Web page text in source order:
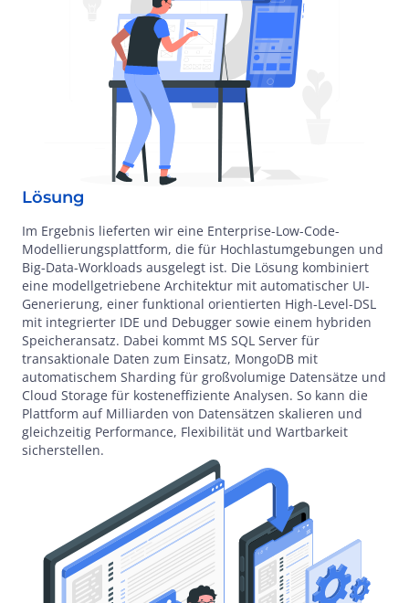
Lösung
Im Ergebnis lieferten wir eine Enterprise-Low-Code-
Modellierungsplattform, die für Hochlastumgebungen und
Big-Data-Workloads ausgelegt ist. Die Lösung kombiniert
eine modellgetriebene Architektur mit automatischer UI-
Generierung, einer funktional orientierten High-Level-DSL
mit integrierter IDE und Debugger sowie einem hybriden
Speicheransatz. Dabei kommt MS SQL Server für
transaktionale Daten zum Einsatz, MongoDB mit
automatischem Sharding für großvolumige Datensätze und
Cloud Storage für kosteneffiziente Analysen. So kann die
Plattform auf Milliarden von Datensätzen skalieren und
gleichzeitig Performance, Flexibilität und Wartbarkeit
sicherstellen.